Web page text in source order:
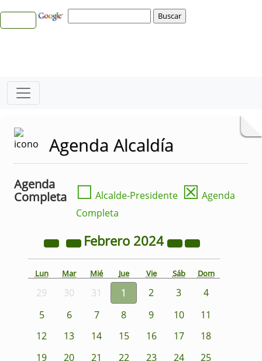
Agenda Alcaldía
Agenda
Completa
☐ Alcalde-Presidente ☒ Agenda
Completa
Febrero 2024
Lun Mar Mié Jue Vie Sáb Dom
29 30 31 1 2 3
4
5
6 7 8 9 10
11
12
13 14 15 16 17
18
19
20 21 22 23 24
25